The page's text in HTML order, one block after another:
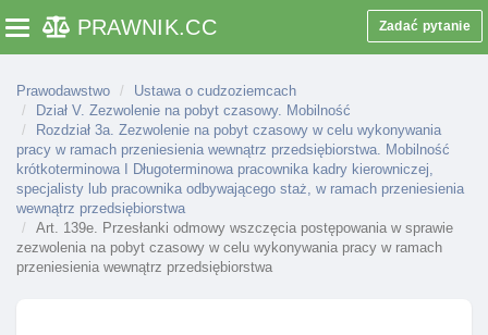
Toggle navigation
PRAWNIK.CC Zadać pytanie
Prawodawstwo
Ustawa o cudzoziemcach
Dział V. Zezwolenie na pobyt czasowy. Mobilność
Rozdział 3a. Zezwolenie na pobyt czasowy w celu wykonywania
pracy w ramach przeniesienia wewnątrz przedsiębiorstwa. Mobilność
krótkoterminowa I Długoterminowa pracownika kadry kierowniczej,
specjalisty lub pracownika odbywającego staż, w ramach przeniesienia
wewnątrz przedsiębiorstwa
Art. 139e. Przesłanki odmowy wszczęcia postępowania w sprawie
zezwolenia na pobyt czasowy w celu wykonywania pracy w ramach
przeniesienia wewnątrz przedsiębiorstwa
pracy
Art. 118. Elementy decyzji o udzieleniu zezwolenia
Art. 119. Zmiana danych pracodawcy cudzoziemca
Art. 120. Zmiana zezwolenia na pobyt czasowy I
pracę
Art. 120a. Wniosek o zmianę zezwolenia na pobyt
czasowy I pracę
Art. 120b. Rozporządzenie w sprawie wzoru